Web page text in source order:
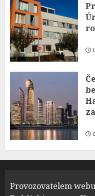
Provozovatelem